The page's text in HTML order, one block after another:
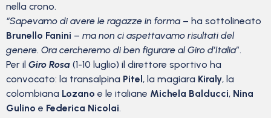
nella crono.
“Sapevamo di avere le ragazze in forma – ha sottolineato
Brunello Fanini – ma non ci aspettavamo risultati del
genere. Ora cercheremo di ben figurare al Giro d’Italia”.
Per il Giro Rosa (1-10 luglio) il direttore sportivo ha
convocato: la transalpina Pitel, la magiara Kiraly, la
colombiana Lozano e le italiane Michela Balducci, Nina
Gulino e Federica Nicolai.